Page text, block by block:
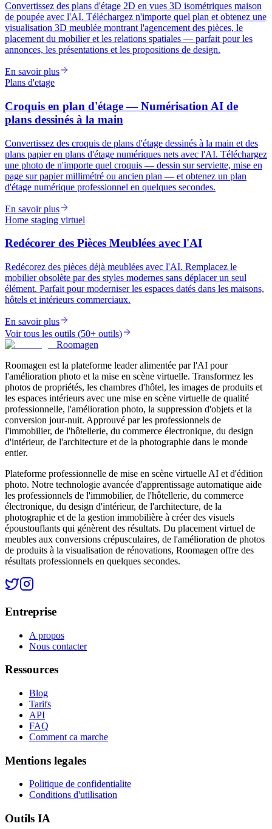
Convertissez des plans d'étage 2D en vues 3D isométriques maison
de poupée avec l'AI. Téléchargez n'importe quel plan et obtenez une
visualisation 3D meublée montrant l'agencement des pièces, le
placement du mobilier et les relations spatiales — parfait pour les
annonces, les présentations et les propositions de design.
En savoir plus
Plans d'etage
Croquis en plan d'étage — Numérisation AI de
plans dessinés à la main
Convertissez des croquis de plans d'étage dessinés à la main et des
plans papier en plans d'étage numériques nets avec l'AI. Téléchargez
une photo de n'importe quel croquis — dessin sur serviette, mise en
page sur papier millimétré ou ancien plan — et obtenez un plan
d'étage numérique professionnel en quelques secondes.
En savoir plus
Home staging virtuel
Redécorer des Pièces Meublées avec l'AI
Redécorez des pièces déjà meublées avec l'AI. Remplacez le
mobilier obsolète par des styles modernes sans déplacer un seul
élément. Parfait pour moderniser les espaces datés dans les maisons,
hôtels et intérieurs commerciaux.
En savoir plus
Voir tous les outils (50+ outils)
Roomagen
Roomagen est la plateforme leader alimentée par l'AI pour
l'amélioration photo et la mise en scène virtuelle. Transformez les
photos de propriétés, les chambres d'hôtel, les images de produits et
les espaces intérieurs avec une mise en scène virtuelle de qualité
professionnelle, l'amélioration photo, la suppression d'objets et la
conversion jour-nuit. Approuvé par les professionnels de
l'immobilier, de l'hôtellerie, du commerce électronique, du design
d'intérieur, de l'architecture et de la photographie dans le monde
entier.
Plateforme professionnelle de mise en scène virtuelle AI et d'édition
photo. Notre technologie avancée d'apprentissage automatique aide
les professionnels de l'immobilier, de l'hôtellerie, du commerce
électronique, du design d'intérieur, de l'architecture, de la
photographie et de la gestion immobilière à créer des visuels
époustouflants qui génèrent des résultats. Du placement virtuel de
meubles aux conversions crépusculaires, de l'amélioration de photos
de produits à la visualisation de rénovations, Roomagen offre des
résultats professionnels en quelques secondes.
Entreprise
A propos
Nous contacter
Ressources
Blog
Tarifs
API
FAQ
Comment ca marche
Mentions legales
Politique de confidentialite
Conditions d'utilisation
Outils IA